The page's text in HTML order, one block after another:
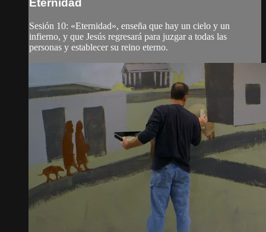
Eternidad
Sesión 10: «Eternidad», enseña que hay un cielo y un
infierno, y que Jesús regresará para juzgar a todas las
personas y establecer su reino eterno.